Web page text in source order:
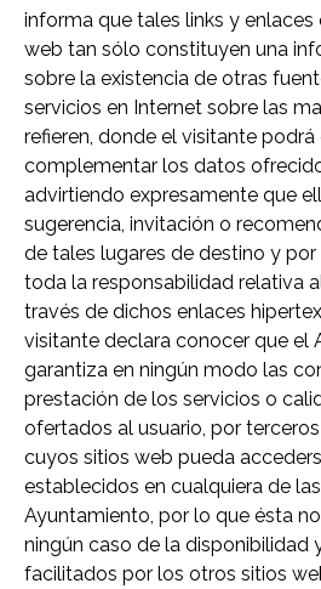
informa que tales links y enlaces
web tan sólo constituyen una
sobre la existencia de otras
servicios en Internet sobre las
refieren, donde el visitante
complementar los datos
advirtiendo expresamente que
sugerencia, invitación o
de tales lugares de destino y
toda la responsabilidad relativa
través de dichos enlaces
visitante declara conocer que el
garantiza en ningún modo las
prestación de los servicios o
ofertados al usuario, por
cuyos sitios web pueda
establecidos en cualquiera de
Ayuntamiento, por lo que ésta
ningún caso de la disponibilidad
facilitados por los otros sitios